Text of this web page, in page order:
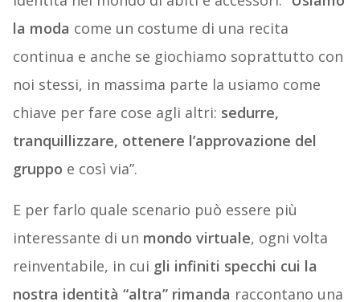
la moda come un costume di una recita
continua e anche se giochiamo soprattutto con
noi stessi, in massima parte la usiamo come
chiave per fare cose agli altri: sedurre,
tranquillizzare, ottenere l’approvazione del
gruppo e così via”.
E per farlo quale scenario può essere più
interessante di un mondo virtuale, ogni volta
reinventabile, in cui gli infiniti specchi cui la
nostra identità “altra” rimanda raccontano una